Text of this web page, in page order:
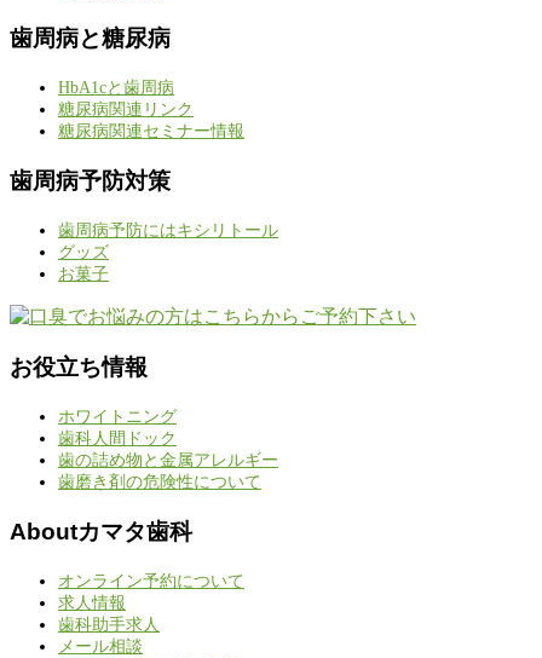
歯周病と糖尿病
HbA1cと歯周病
糖尿病関連リンク
糖尿病関連セミナー情報
歯周病予防対策
歯周病予防にはキシリトール
グッズ
お菓子
お役立ち情報
ホワイトニング
歯科人間ドック
歯の詰め物と金属アレルギー
歯磨き剤の危険性について
Aboutカマタ歯科
オンライン予約について
求人情報
歯科助手求人
メール相談